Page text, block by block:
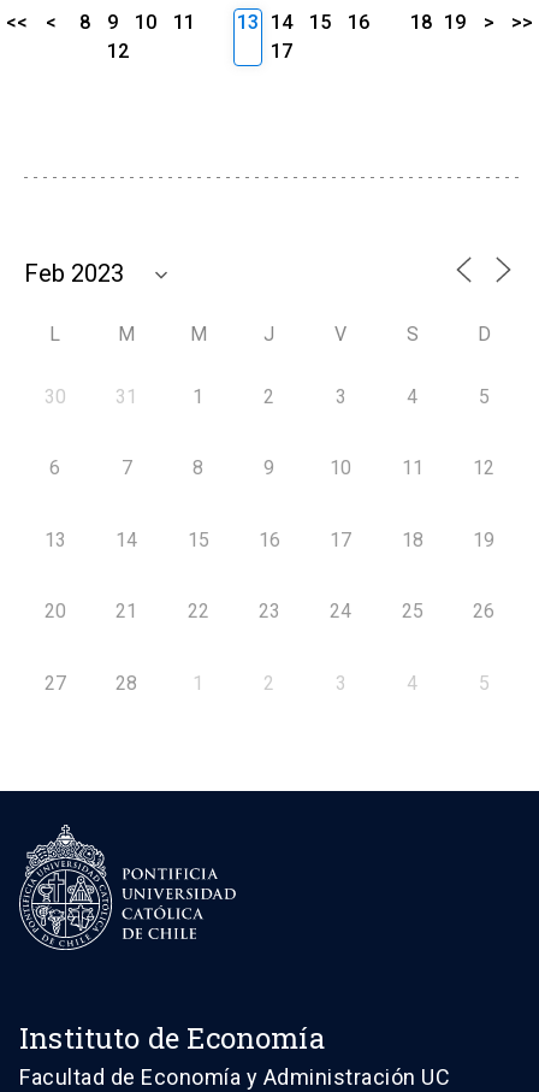
<< < 8 9 10
11
12
13 14 15
16
17
18 19 > >>
L M M J V S D
30 31 1 2 3 4 5
6 7 8 9 10 11 12
13 14 15 16 17 18 19
20 21 22 23 24 25 26
27 28 1 2 3 4 5
Instituto de Economía
Facultad de Economía y Administración UC